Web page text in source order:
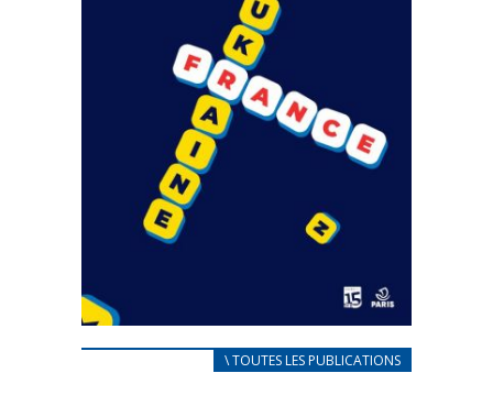
CARNET D’ACCUEIL\ TOUTES LES PUBLICATIONS